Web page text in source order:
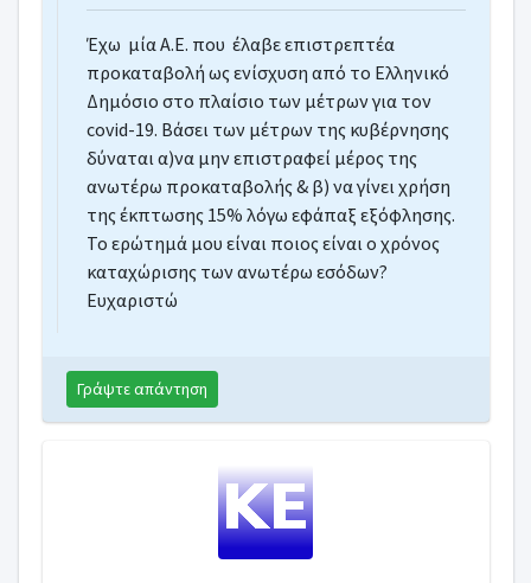
Έλεγχος σε επιχείρηση εστίασης
Έλεγχος από ΔΟΥ
ΕΝΦΙΑ σε αποθηκευτικό χώρο εταιρίας ΑΕ
Διαφορά ακινήτου στο Ε9 και στο
Απαλλαγή ΕΝΦΙΑ
Έχω μία Α.Ε. που έλαβε επιστρεπτέα
προκαταβολή ως ενίσχυση από το Ελληνικό
Δημόσιο στο πλαίσιο των μέτρων για τον
covid-19. Βάσει των μέτρων της κυβέρνησης
δύναται α)να μην επιστραφεί μέρος της
ανωτέρω προκαταβολής & β) να γίνει χρήση
της έκπτωσης 15% λόγω εφάπαξ εξόφλησης.
Το ερώτημά μου είναι ποιος είναι ο χρόνος
καταχώρισης των ανωτέρω εσόδων
Ευχαριστώ
Γράψτε απάντηση